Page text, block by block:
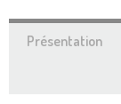
Présentation